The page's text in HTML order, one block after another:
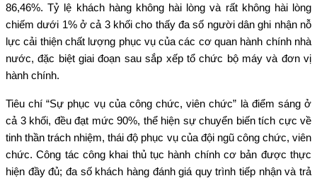
86,46%. Tỷ lệ khách hàng không hài lòng và rất không hài lòng
chiếm dưới 1% ở cả 3 khối cho thấy đa số người dân ghi nhận nỗ
lực cải thiện chất lượng phục vụ của các cơ quan hành chính nhà
nước, đặc biệt giai đoạn sau sắp xếp tổ chức bộ máy và đơn vị
hành chính.
Tiêu chí “Sự phục vụ của công chức, viên chức” là điểm sáng ở
cả 3 khối, đều đạt mức 90%, thể hiện sự chuyển biến tích cực về
tinh thần trách nhiệm, thái độ phục vụ của đội ngũ công chức, viên
chức. Công tác công khai thủ tục hành chính cơ bản được thực
hiện đầy đủ; đa số khách hàng đánh giá quy trình tiếp nhận và trả